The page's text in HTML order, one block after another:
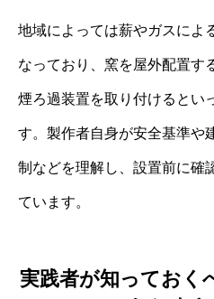
地域によっては薪やガスによ
なっており、窯を屋外配置す
煙ろ過装置を取り付けるとい
す。製作者自身が安全基準や
制などを理解し、設置前に確
ています。
実践者が知っておく